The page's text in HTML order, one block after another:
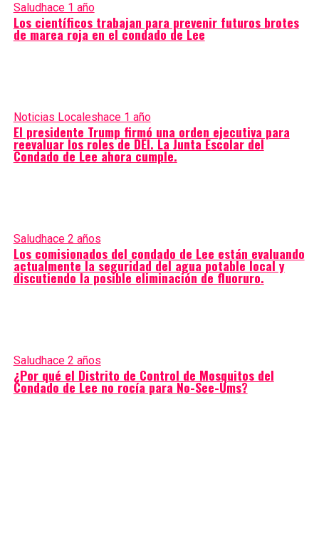
Saludhace 1 año
Los científicos trabajan para prevenir futuros brotes
de marea roja en el condado de Lee
Noticias Localeshace 1 año
El presidente Trump firmó una orden ejecutiva para
reevaluar los roles de DEI. La Junta Escolar del
Condado de Lee ahora cumple.
Saludhace 2 años
Los comisionados del condado de Lee están evaluando
actualmente la seguridad del agua potable local y
discutiendo la posible eliminación de fluoruro.
Saludhace 2 años
¿Por qué el Distrito de Control de Mosquitos del
Condado de Lee no rocía para No-See-Ums?